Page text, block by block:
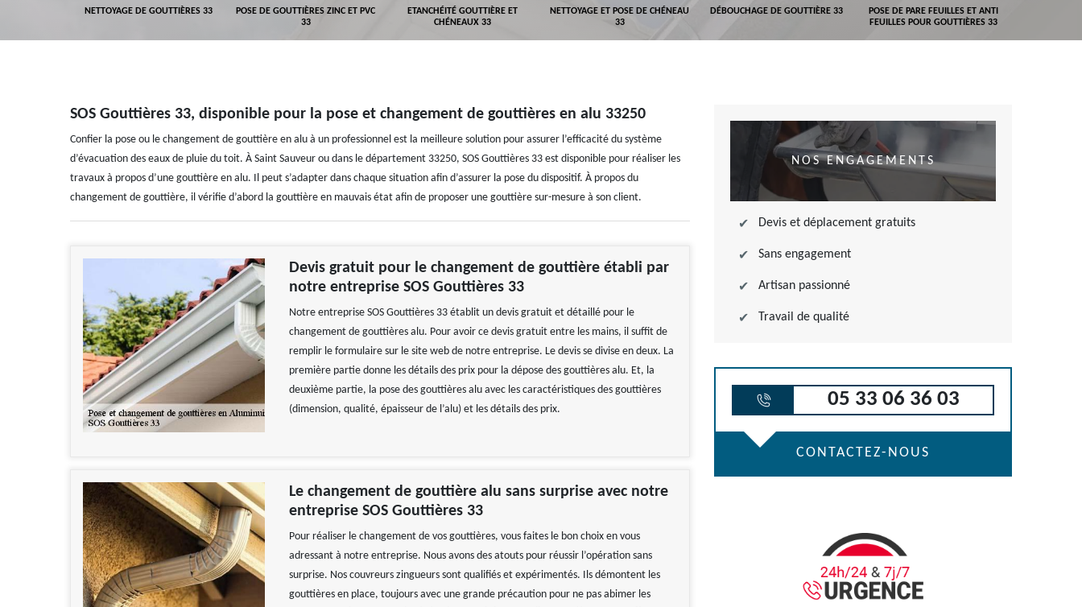
NETTOYAGE DE GOUTTIÈRES 33
POSE DE GOUTTIÈRES ZINC ET PVC
33
ETANCHÉITÉ GOUTTIÈRE ET
CHÉNEAUX 33
NETTOYAGE ET POSE DE CHÉNEAU
33
DÉBOUCHAGE DE GOUTTIÈRE 33
POSE DE PARE FEUILLES ET ANTI
FEUILLES POUR GOUTTIÈRES 33
SOS Gouttières 33, disponible pour la pose et changement de gouttières en alu 33250
Confier la pose ou le changement de gouttière en alu à un professionnel est la meilleure solution pour assurer l’efficacité du système
d’évacuation des eaux de pluie du toit. À Saint Sauveur ou dans le département 33250, SOS Gouttières 33 est disponible pour réaliser les
travaux à propos d’une gouttière en alu. Il peut s’adapter dans chaque situation afin d’assurer la pose du dispositif. À propos du
changement de gouttière, il vérifie d’abord la gouttière en mauvais état afin de proposer une gouttière sur-mesure à son client.
Devis gratuit pour le changement de gouttière établi par
notre entreprise SOS Gouttières 33
Notre entreprise SOS Gouttières 33 établit un devis gratuit et détaillé pour le
changement de gouttières alu. Pour avoir ce devis gratuit entre les mains, il suffit de
remplir le formulaire sur le site web de notre entreprise. Le devis se divise en deux. La
première partie donne les détails des prix pour la dépose des gouttières alu. Et, la
deuxième partie, la pose des gouttières alu avec les caractéristiques des gouttières
(dimension, qualité, épaisseur de l’alu) et les détails des prix.
Le changement de gouttière alu sans surprise avec notre
entreprise SOS Gouttières 33
Pour réaliser le changement de vos gouttières, vous faites le bon choix en vous
adressant à notre entreprise. Nous avons des atouts pour réussir l’opération sans
surprise. Nos couvreurs zingueurs sont qualifiés et expérimentés. Ils démontent les
gouttières en place, toujours avec une grande précaution pour ne pas abimer les
NOS ENGAGEMENTS
Devis et déplacement gratuits
Sans engagement
Artisan passionné
Travail de qualité
05 33 06 36 03
CONTACTEZ-NOUS